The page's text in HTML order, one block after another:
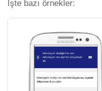
İşte bazı örnekler: